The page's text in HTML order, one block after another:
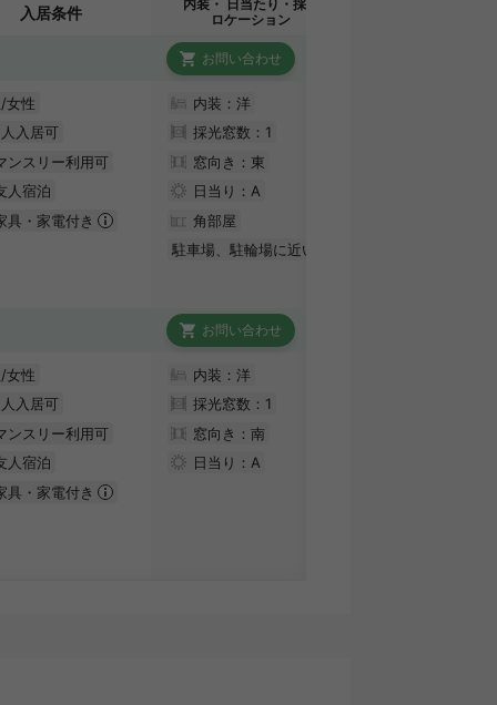
入居条件
内装・ 日当たり・採光
ロケーション
お問い合わせ
女性
入居可
ンスリー利用可
人宿泊
具・家電付き
内装：洋
採光窓数： 1
窓向き：東
日当り： A
角部屋
駐車場、駐輪場に近い
お問い合わせ
女性
入居可
ンスリー利用可
人宿泊
具・家電付き
内装：洋
採光窓数： 1
窓向き：南
日当り： A